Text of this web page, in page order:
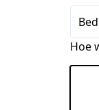
Hoe